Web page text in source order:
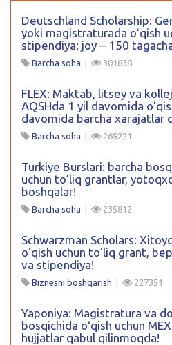
Deutschland Scholarship:
yoki magistraturada oʻqish
stipendiya; joy – 150
Barcha soha | 301838
FLEX: Maktab, litsey va
AQSHda 1 yil davomida
davomida barcha xarajatlar
Barcha soha | 269221
Turkiye Burslari: barcha
uchun to’liq grantlar,
boshqalar!
Barcha soha | 235812
Schwarzman Scholars:
oʻqish uchun toʻliq grant,
va stipendiya!
Biznesni boshqarish | 227351
Yaponiya: Magistratura va
bosqichida oʻqish uchun
hujjatlar qabul qilinmoqda!